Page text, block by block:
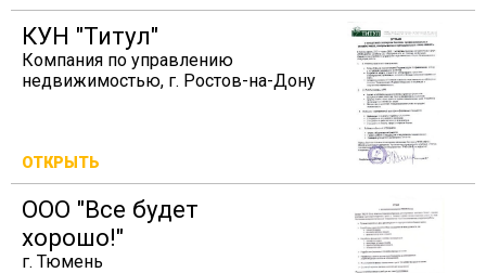
КУН "Титул"
Компания по управлению
недвижимостью, г. Ростов-на-Дону
ОТКРЫТЬ
ООО "Все будет
хорошо!"
г. Тюмень